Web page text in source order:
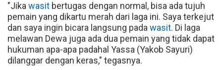
"Jikawasit bertugas dengan normal, bisa ada tujuh
pemain yang dikartu merah dari laga ini. Saya terkejut
dan saya ingin bicara langsung padawasit. Di laga
melawan Dewa juga ada dua pemain yang tidak dapat
hukuman apa-apa padahal Yassa (Yakob Sayuri)
dilanggar dengan keras," tegasnya.